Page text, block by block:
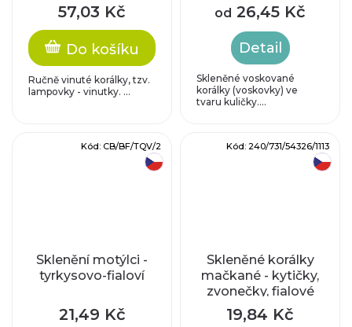
57,03 Kč
Do košíku
Ručně vinuté korálky, tzv.
lampovky - vinutky. ...
od 26,45 Kč
Detail
Skleněné voskované
korálky (voskovky) ve
tvaru kuličky....
Sklenění motýlci -
tyrkysovo-fialoví
21,49 Kč
Kód: CB/BF/TQV/2
Skleněné korálky
mačkané - kytičky,
zvonečky, fialové
19,84 Kč
Kód: 240/731/54326/1113